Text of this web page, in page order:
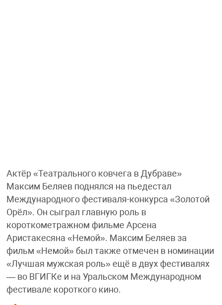
Актёр «Театрального ковчега в Дубраве»
Максим Беляев поднялся на пьедестал
Международного фестиваля-конкурса «Золотой
Орёл». Он сыграл главную роль в
короткометражном фильме Арсена
Аристакесяна «Немой». Максим Беляев за
фильм «Немой» был также отмечен в номинации
«Лучшая мужская роль» ещё в двух фестивалях
— во ВГИГКе и на Уральском Международном
фестивале короткого кино.